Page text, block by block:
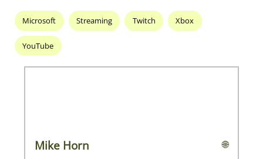
Microsoft Streaming Twitch Xbox
YouTube
Mike Horn 🌐